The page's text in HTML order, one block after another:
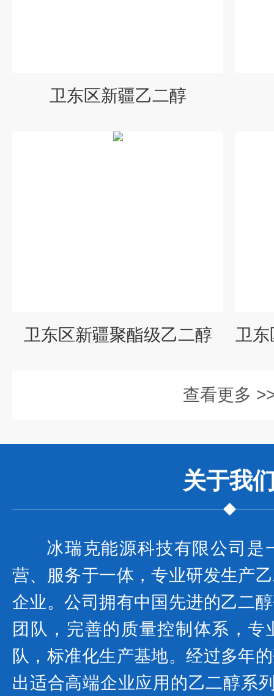
卫东区新疆乙二醇
卫东区新疆聚酯级乙二醇
查看更多
关于我
冰瑞克能源科技有限公司是
营、服务于一体，专业研发生产
企业。公司拥有中国先进的乙二
团队，完善的质量控制体系，
队，标准化生产基地。经过多年
出适合高端企业应用的乙二醇系